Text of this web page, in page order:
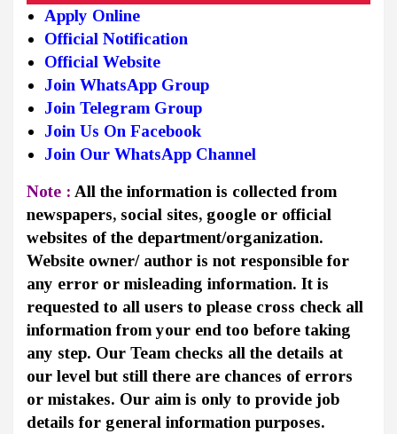
Apply Online
Official Notification
Official Website
Join WhatsApp Group
Join Telegram Group
Join Us On Facebook
Join Our WhatsApp Channel
Note : All the information is collected from
newspapers, social sites, google or official
websites of the department/organization.
Website owner/ author is not responsible for
any error or misleading information. It is
requested to all users to please cross check all
information from your end too before taking
any step. Our Team checks all the details at
our level but still there are chances of errors
or mistakes. Our aim is only to provide job
details for general information purposes.